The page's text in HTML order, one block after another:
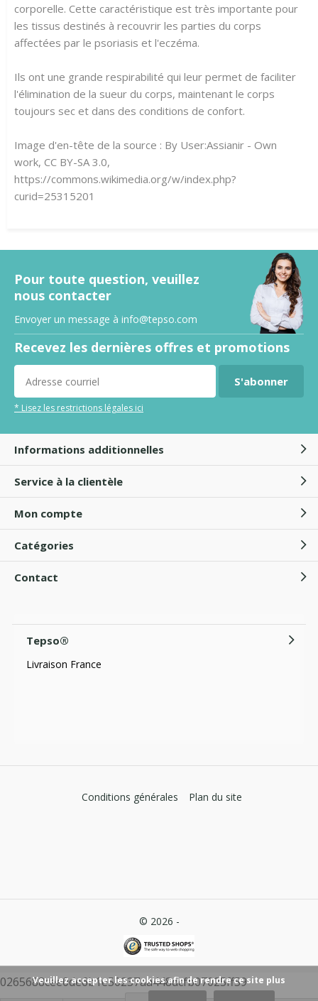
corporelle. Cette caractéristique est très importante pour
les tissus destinés à recouvrir les parties du corps
affectées par le psoriasis et l'eczéma.
Ils ont une grande respirabilité qui leur permet de faciliter
l'élimination de la sueur du corps, maintenant le corps
toujours sec et dans des conditions de confort.
Image d'en-tête de la source : By User:Assianir - Own
work, CC BY-SA 3.0,
https://commons.wikimedia.org/w/index.php?
curid=25315201
Pour toute question, veuillez
nous contacter
Envoyer un message à info@tepso.com
Recevez les dernières offres et promotions
S'abonner
* Lisez les restrictions légales ici
Informations additionnelles
Service à la clientèle
Mon compte
Catégories
Contact
Tepso®
Livraison France
© 2026 -
Conditions générales Plan du site
0265688cee0de6b1e50237aa448dcfb07025ff59
Veuillez accepter les cookies afin de rendre ce site plus